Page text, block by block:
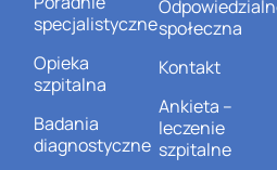
specjalistyczne
Opieka
szpitalna
Badania
diagnostyczne
społeczna
Kontakt
Ankieta –
leczenie
szpitalne